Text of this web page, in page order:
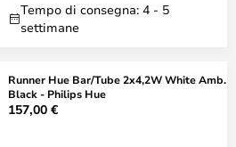
Tempo di consegna: 4 - 5
settimane
Runner Hue Bar/Tube 2x4,2W White Amb.
Black - Philips Hue
157,00 €